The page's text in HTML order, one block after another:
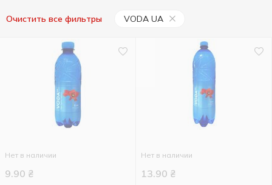
Очистить все фильтры VODA UA
Нет в наличии
9.90 ₴
Нет в наличии
13.90 ₴